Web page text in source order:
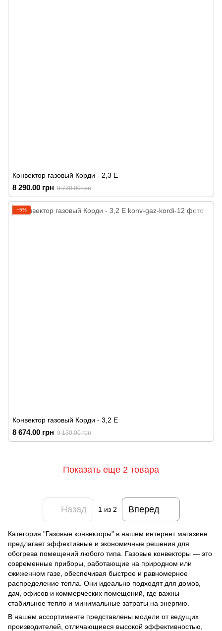
Конвектор газовый Корди - 2,3 Е
8 290.00 грн 8 730.00 грн
−5%
Конвектор газовый Корди - 3,2 Е
8 674.00 грн 9 130.00 грн
Показать еще 2 товара
Назад 1 из 2 Вперед
Категория "Газовые конвекторы" в нашем интернет магазине
предлагает эффективные и экономичные решения для
обогрева помещений любого типа. Газовые конвекторы — это
современные приборы, работающие на природном или
сжиженном газе, обеспечивая быстрое и равномерное
распределение тепла. Они идеально подходят для домов,
дач, офисов и коммерческих помещений, где важны
стабильное тепло и минимальные затраты на энергию.
В нашем ассортименте представлены модели от ведущих
производителей, отличающиеся высокой эффективностью,